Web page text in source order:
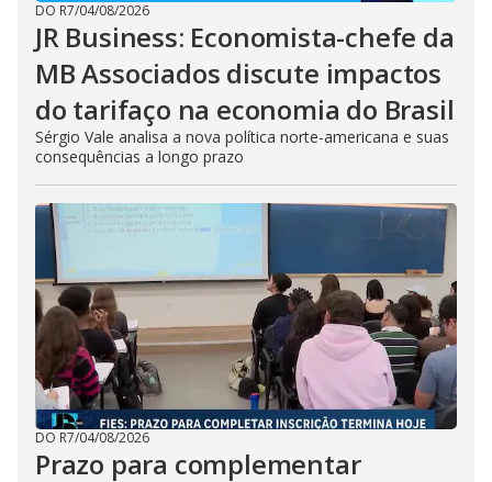
DO R7/04/08/2026
JR Business: Economista-chefe da
MB Associados discute impactos
do tarifaço na economia do Brasil
Sérgio Vale analisa a nova política norte-americana e suas
consequências a longo prazo
DO R7/04/08/2026
Prazo para complementar